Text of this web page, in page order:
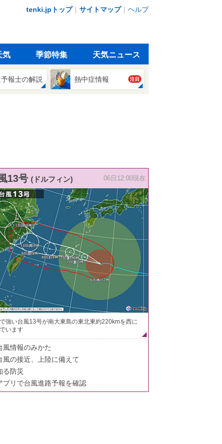
tenki.jpトップ｜ サイトマップ｜ ヘルプ
気 季節特集 天気ニュース
報士の解説 熱中症情報 注目
13号 (ドルフィン) 06日12:00現在
強い台風13号が南大東島の東北東約220kmを西に
います
風情報のみかた
風の接近、上陸に備えて
る防災
プリで台風進路予報を確認